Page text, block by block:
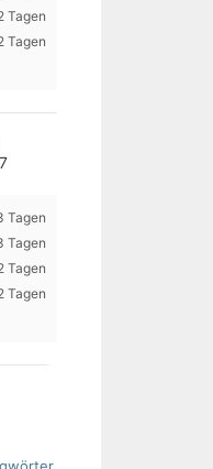
Tagen
Tagen
Tagen
Tagen
Tagen
Tagen